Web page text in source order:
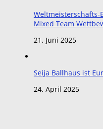
Weltmeisterschafts-
Mixed Team
21. Juni 2025
Seija Ballhaus ist
24. April 2025